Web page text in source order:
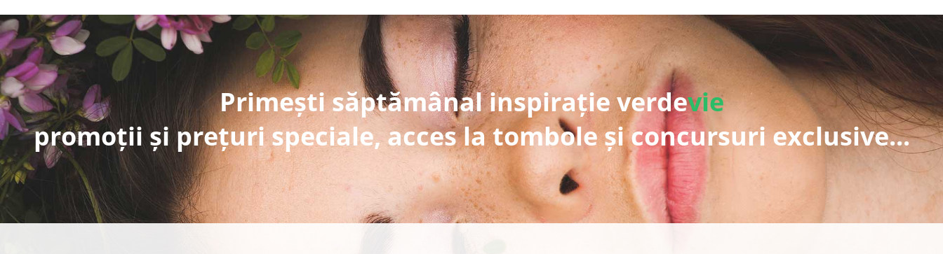
Primești săptămânal inspirație verdevie
promoții și prețuri speciale, acces la tombole și concursuri exclusive...